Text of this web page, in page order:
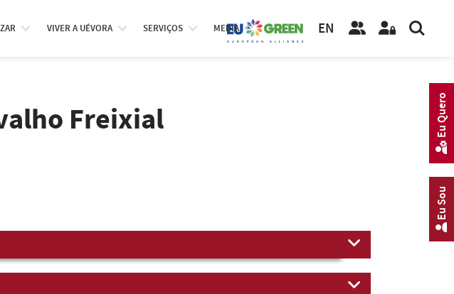
VIVER A UÉVORA SERVIÇOS MEDIA EN
Freixial
Eu Sou
Eu Quero